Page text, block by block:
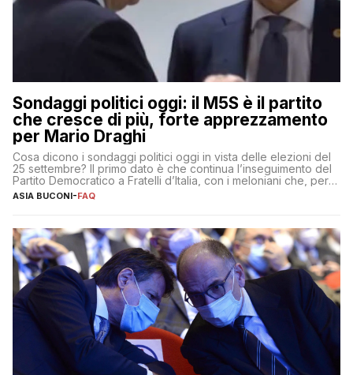
Sondaggi politici oggi: il M5S è il partito
che cresce di più, forte apprezzamento
per Mario Draghi
Cosa dicono i sondaggi politici oggi in vista delle elezioni del
25 settembre? Il primo dato è che continua l’inseguimento del
Partito Democratico a Fratelli d’Italia, con i meloniani che, però,
sembrano accumulare sempre più distacco affermandosi come
primo partito con il 24% (+0,7% rispetto a fine luglio), un
ASIA BUCONI-FAQ